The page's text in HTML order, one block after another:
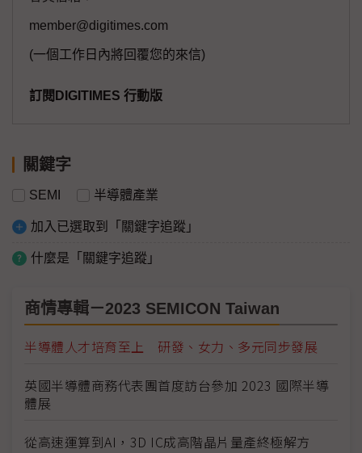
member@digitimes.com
(一個工作日內將回覆您的來信)
訂閱DIGITIMES 行動版
關鍵字
SEMI 半導體產業
加入已選取到「關鍵字追蹤」
什麼是「關鍵字追蹤」
商情專輯－2023 SEMICON Taiwan
半導體人才培育至上 研發、女力、多元同步發展
英國半導體商務代表團首度訪台參加 2023 國際半導
體展
從高速運算到AI，3D IC成高階晶片量產終極解方